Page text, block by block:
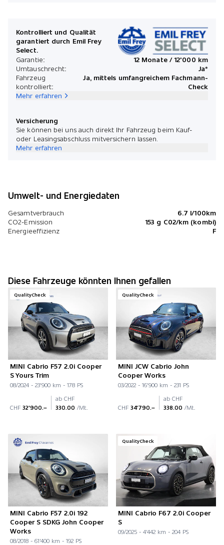
Kontrolliert und Qualität
garantiert durch Emil Frey
Select.
Garantie:
12 Monate / 12'000 km
Umtauschrecht:
Ja*
Fahrzeug
kontrolliert:
Ja, mittels umfangreichem Fachmann-
Check
Mehr erfahren
Versicherung
Sie können bei uns auch direkt Ihr Fahrzeug beim Kauf-
oder Leasingsabschluss mitversichern lassen.
Mehr erfahren
Umwelt- und Energiedaten
Gesamtverbrauch
6.7 l/100km
CO2-Emission
153 g C02/km (kombi)
Energieeffizienz
F
Diese Fahrzeuge könnten Ihnen gefallen
QualityCheck
MINI Cabrio F57 2.0i Cooper
S Yours Trim
08/2024 - 23'900 km - 178 PS
CHF 32'900.–
ab CHF
330.00 /Mt.
QualityCheck
MINI JCW Cabrio John
Cooper Works
03/2022 - 16'900 km - 231 PS
CHF 34'790.–
ab CHF
338.00 /Mt.
MINI Cabrio F57 2.0i 192
Cooper S SDKG John Cooper
Works
08/2018 - 61'400 km - 192 PS
QualityCheck
MINI Cabrio F67 2.0i Cooper
S
09/2025 - 4'442 km - 204 PS